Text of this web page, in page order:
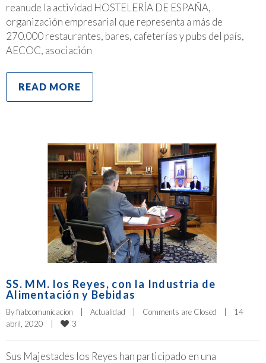
reanude la actividad HOSTELERÍA DE ESPAÑA,
organización empresarial que representa a más de
270.000 restaurantes, bares, cafeterías y pubs del país,
AECOC, asociación
READ MORE
SS. MM. los Reyes, con la Industria de
Alimentación y Bebidas
By fiabcomunicacion Actualidad Comments are Closed
14
abril, 2020
3
Sus Majestades los Reyes han participado en una